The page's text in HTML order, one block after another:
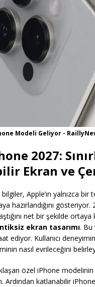
Modeli Geliyor -
2027:
Ekran ve
Apple’ın yalnızca
hazırlandığını gösteriyor.
net bir şekilde ortaya
ekran tasarımı. Bu
ediyor. Kullanıcı
nasıl evrileceğini
özel iPhone
Ardından katlanabilir